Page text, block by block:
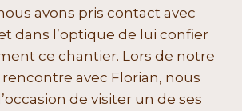
avons pris contact avec
dans l’optique de lui confier
ce chantier. Lors de notre
avec Florian, nous
de visiter un de ses